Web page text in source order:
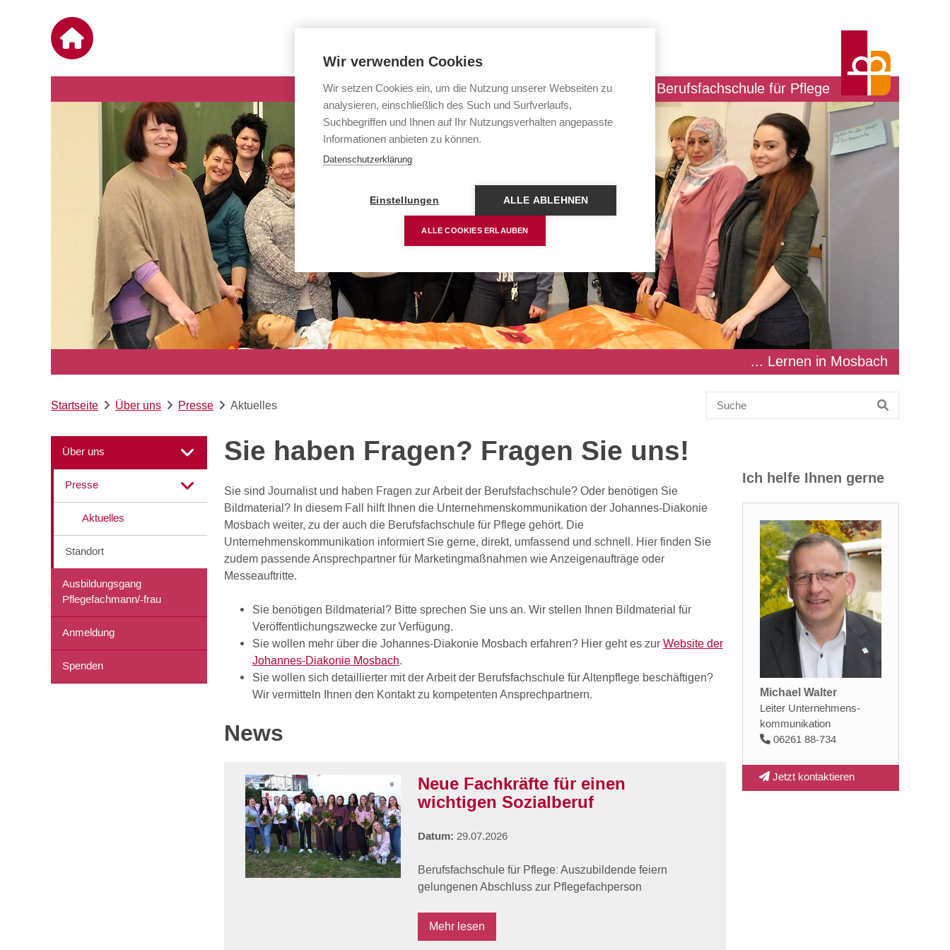
Berufsfachschule für Pflege
... Lernen in Mosbach
Startseite Über uns Presse Aktuelles
Über uns
Presse
Aktuelles
Standort
Ausbildungsgang
Pflegefachmann/-frau
Anmeldung
Spenden
Sie haben Fragen? Fragen Sie uns!
Sie sind Journalist und haben Fragen zur Arbeit der Berufsfachschule? Oder benötigen Sie
Bildmaterial? In diesem Fall hilft Ihnen die Unternehmenskommunikation der Johannes-Diakonie
Mosbach weiter, zu der auch die Berufsfachschule für Pflege gehört. Die
Unternehmenskommunikation informiert Sie gerne, direkt, umfassend und schnell. Hier finden Sie
zudem passende Ansprechpartner für Marketingmaßnahmen wie Anzeigenaufträge oder
Messeauftritte.
Sie benötigen Bildmaterial? Bitte sprechen Sie uns an. Wir stellen Ihnen Bildmaterial für
Veröffentlichungszwecke zur Verfügung.
Sie wollen mehr über die Johannes-Diakonie Mosbach erfahren? Hier geht es zur Website der
Johannes-Diakonie Mosbach.
Sie wollen sich detaillierter mit der Arbeit der Berufsfachschule für Altenpflege beschäftigen?
Wir vermitteln Ihnen den Kontakt zu kompetenten Ansprechpartnern.
News
Neue Fachkräfte für einen
wichtigen Sozialberuf
Datum: 29.07.2026
Berufsfachschule für Pflege: Auszubildende feiern
gelungenen Abschluss zur Pflegefachperson
Mehr lesen
Ich helfe Ihnen gerne
Michael Walter
Leiter Unternehmens­
kommunikation
06261 88-734
Jetzt kontaktieren
Wir verwenden Cookies
Wir setzen Cookies ein, um die Nutzung unserer Webseiten zu
analysieren, einschließlich des Such und Surfverlaufs,
Suchbegriffen und Ihnen auf Ihr Nutzungsverhalten angepasste
Informationen anbieten zu können.
Datenschutzerklärung
Einstellungen ALLE ABLEHNEN
ALLE COOKIES ERLAUBEN